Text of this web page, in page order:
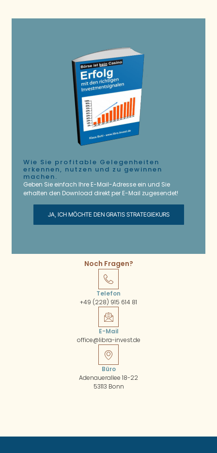
Wie Sie profitable Gelegenheiten
erkennen, nutzen und zu gewinnen
machen.
Geben Sie einfach Ihre E-Mail-Adresse ein und Sie
erhalten den Download direkt per E-Mail zugesendet!
JA, ICH MÖCHTE DEN GRATIS STRATEGIEKURS
Noch Fragen?
Telefon
+49 (228) 915 614 81
E-Mail
office@libra-invest.de
Büro
Adenauerallee 18-22
53113 Bonn